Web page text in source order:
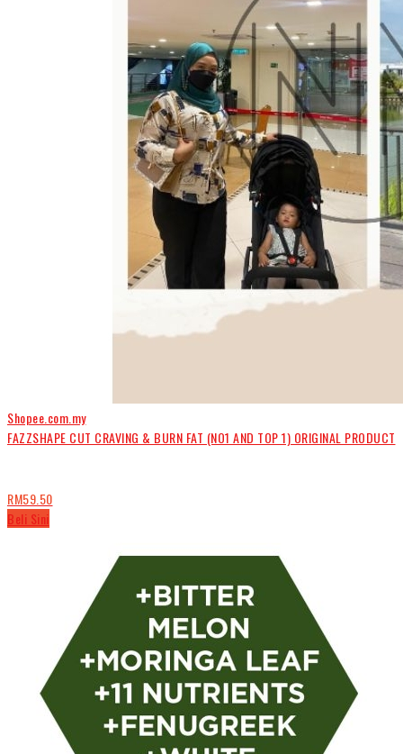
Shopee.com.my
FAZZSHAPE CUT CRAVING & BURN FAT (NO1 AND TOP 1) ORIGINAL PRODUCT
RM59.50
Beli Sini